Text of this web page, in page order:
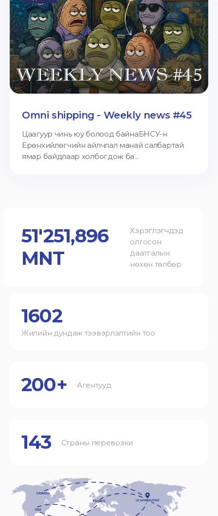
Omni shipping - Weekly news #45
Цаагуур чинь юу болоод байнаБНСУ-н
Ерөнхийлөгчийн айлчлал манай салбартай
ямар байдлаар холбогдож ба...
51'251,896
MNT
Хэрэглэгчдэд
олгосон
даатгалын
нөхөн төлбөр
1602
Жилийн дундаж тээвэрлэлтийн тоо
200+ Агентууд
143 Страны перевозки